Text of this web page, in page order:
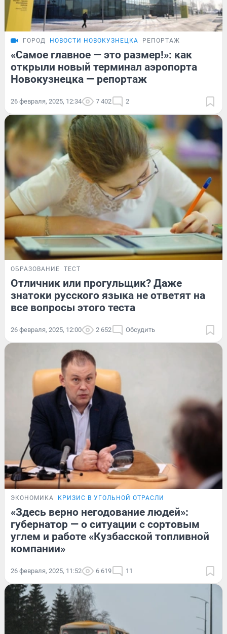
ГОРОД НОВОСТИ НОВОКУЗНЕЦКА РЕПОРТАЖ
«Самое главное — это размер!»: как
открыли новый терминал аэропорта
Новокузнецка — репортаж
26 февраля, 2025, 12:34 7 402 2
ОБРАЗОВАНИЕ ТЕСТ
Отличник или прогульщик? Даже
знатоки русского языка не ответят на
все вопросы этого теста
26 февраля, 2025, 12:00 2 652 Обсудить
ЭКОНОМИКА КРИЗИС В УГОЛЬНОЙ ОТРАСЛИ
«Здесь верно негодование людей»:
губернатор — о ситуации с сортовым
углем и работе «Кузбасской топливной
компании»
26 февраля, 2025, 11:52 6 619 11